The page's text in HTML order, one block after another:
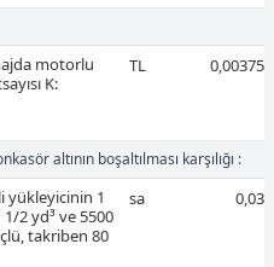
motorlu
K:
TL 0,00375
altının boşaltılması karşılığı :
yükleyicinin 1
2 yd³ ve 5500
takriben 80
sa 0,03